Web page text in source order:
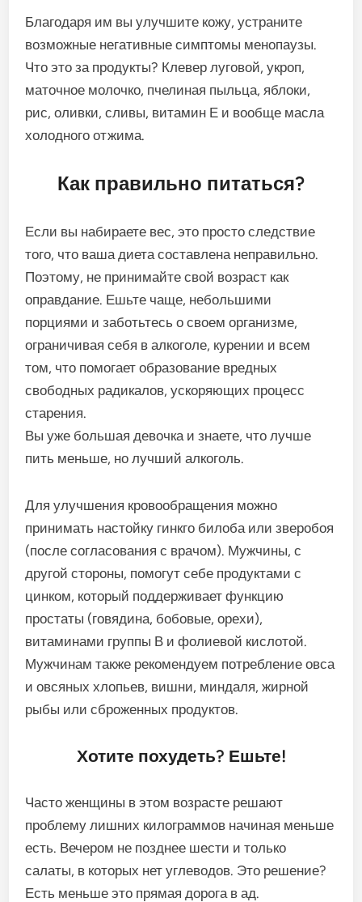
Благодаря им вы улучшите кожу, устраните
возможные негативные симптомы менопаузы.
Что это за продукты? Клевер луговой, укроп,
маточное молочко, пчелиная пыльца, яблоки,
рис, оливки, сливы, витамин Е и вообще масла
холодного отжима.
Как правильно питаться?
Если вы набираете вес, это просто следствие
того, что ваша диета составлена неправильно.
Поэтому, не принимайте свой возраст как
оправдание. Ешьте чаще, небольшими
порциями и заботьтесь о своем организме,
ограничивая себя в алкоголе, курении и всем
том, что помогает образование вредных
свободных радикалов, ускоряющих процесс
старения.
Вы уже большая девочка и знаете, что лучше
пить меньше, но лучший алкоголь.
Для улучшения кровообращения можно
принимать настойку гинкго билоба или зверобоя
(после согласования с врачом). Мужчины, с
другой стороны, помогут себе продуктами с
цинком, который поддерживает функцию
простаты (говядина, бобовые, орехи),
витаминами группы В и фолиевой кислотой.
Мужчинам также рекомендуем потребление овса
и овсяных хлопьев, вишни, миндаля, жирной
рыбы или сброженных продуктов.
Хотите похудеть? Ешьте!
Часто женщины в этом возрасте решают
проблему лишних килограммов начиная меньше
есть. Вечером не позднее шести и только
салаты, в которых нет углеводов. Это решение?
Есть меньше это прямая дорога в ад.